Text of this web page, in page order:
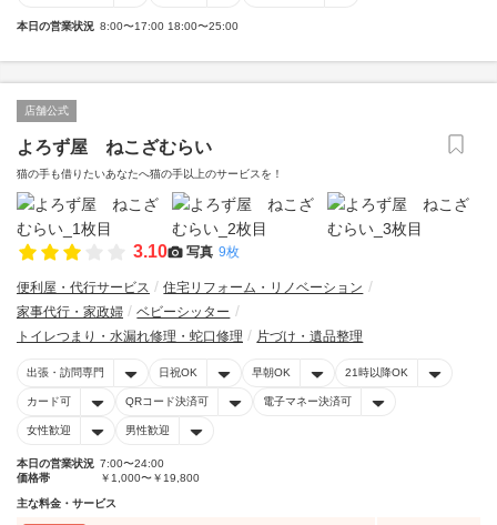
本日の営業状況 8:00〜17:00 18:00〜25:00
店舗公式
よろず屋 ねこざむらい
猫の手も借りたいあなたへ猫の手以上のサービスを！
3.10 写真 9枚
便利屋・代行サービス
住宅リフォーム・リノベーション
家事代行・家政婦
ベビーシッター
トイレつまり・水漏れ修理・蛇口修理
片づけ・遺品整理
出張・訪問専門 日祝OK 早朝OK 21時以降OK
カード可 QRコード決済可 電子マネー決済可
女性歓迎 男性歓迎
本日の営業状況 7:00〜24:00
価格帯
￥1,000〜￥19,800
主な料金・サービス